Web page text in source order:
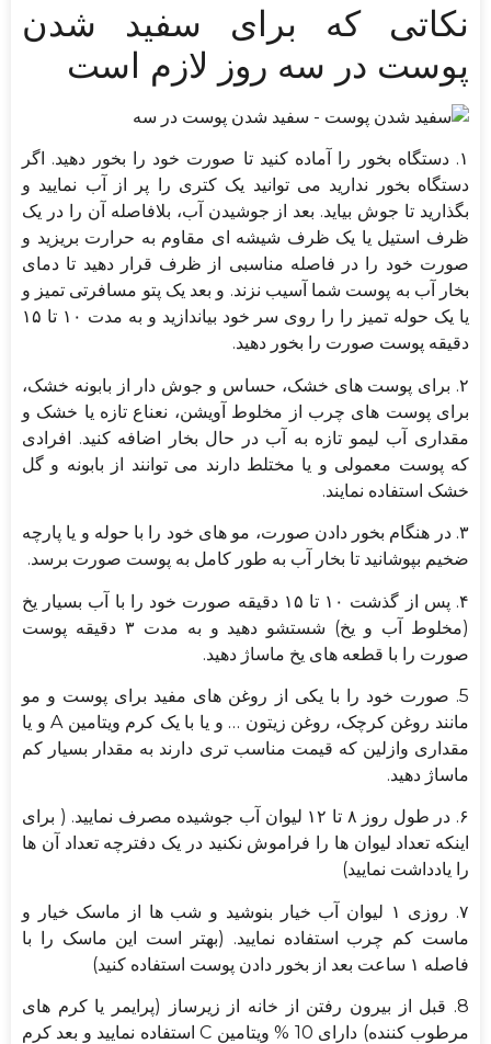
نکاتی که برای سفید شدن
پوست در سه روز لازم است
۱. دستگاه بخور را آماده کنید تا صورت خود را بخور دهید. اگر
دستگاه بخور ندارید می توانید یک کتری را پر از آب نمایید و
بگذارید تا جوش بیاید. بعد از جوشیدن آب، بلافاصله آن را در یک
ظرف استیل یا یک ظرف شیشه ای مقاوم به حرارت بریزید و
صورت خود را در فاصله مناسبی از ظرف قرار دهید تا دمای
بخار آب به پوست شما آسیب نزند. و بعد یک پتو مسافرتی تمیز و
یا یک حوله تمیز را را روی سر خود بیاندازید و به مدت ۱۰ تا ۱۵
دقیقه پوست صورت را بخور دهید.
۲. برای پوست های خشک، حساس و جوش دار از بابونه خشک،
برای پوست های چرب از مخلوط آویشن، نعناع تازه یا خشک و
مقداری آب لیمو تازه به آب در حال بخار اضافه کنید. افرادی
که پوست معمولی و یا مختلط دارند می توانند از بابونه و گل
خشک استفاده نمایند.
۳. در هنگام بخور دادن صورت، مو های خود را با حوله و یا پارچه
ضخیم بپوشانید تا بخار آب به طور کامل به پوست صورت برسد.
۴. پس از گذشت ۱۰ تا ۱۵ دقیقه صورت خود را با آب بسیار یخ
(مخلوط آب و یخ) شستشو دهید و به مدت ۳ دقیقه پوست
صورت را با قطعه های یخ ماساژ دهید.
5. صورت خود را با یکی از روغن های مفید برای پوست و مو
مانند روغن کرچک، روغن زیتون … و یا با یک کرم ویتامین A و یا
مقداری وازلین که قیمت مناسب تری دارند به مقدار بسیار کم
ماساژ دهید.
۶. در طول روز ۸ تا ۱۲ لیوان آب جوشیده مصرف نمایید. ( برای
اینکه تعداد لیوان ها را فراموش نکنید در یک دفترچه تعداد آن ها
را یادداشت نمایید)
۷. روزی ۱ لیوان آب خیار بنوشید و شب ها از ماسک خیار و
ماست کم چرب استفاده نمایید. (بهتر است این ماسک را با
فاصله ۱ ساعت بعد از بخور دادن پوست استفاده کنید)
8. قبل از بیرون رفتن از خانه از زیرساز (پرایمر یا کرم های
مرطوب کننده) دارای 10 % ویتامین C استفاده نمایید و بعد کرم